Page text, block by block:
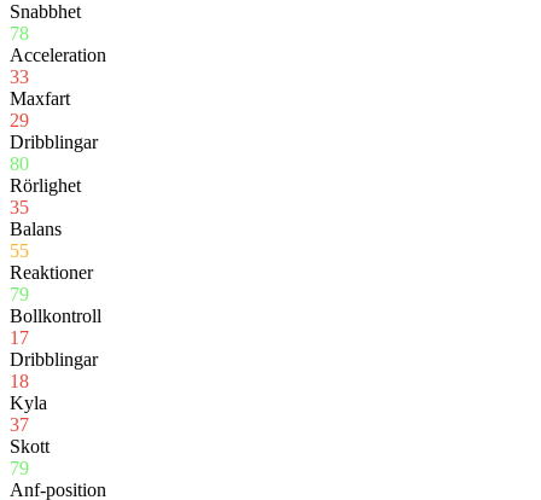
Snabbhet
78
Acceleration
33
Maxfart
29
Dribblingar
80
Rörlighet
35
Balans
55
Reaktioner
79
Bollkontroll
17
Dribblingar
18
Kyla
37
Skott
79
Anf-position